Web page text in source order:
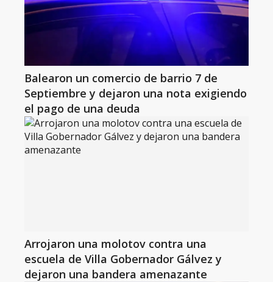
Balearon un comercio de barrio 7 de
Septiembre y dejaron una nota exigiendo
el pago de una deuda
Arrojaron una molotov contra una
escuela de Villa Gobernador Gálvez y
dejaron una bandera amenazante